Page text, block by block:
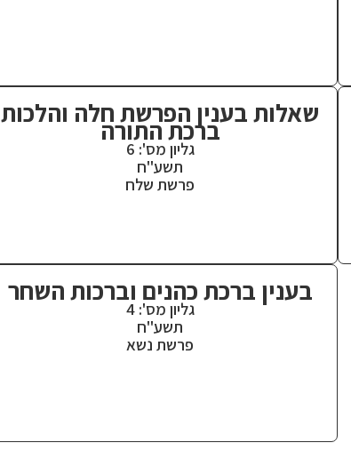
שאלות בענין הפרשת חלה והלכות
ברכת התורה
גליון מס': 6
תשע"ח
פרשת שלח
בענין ברכת כהנים וברכות השחר
גליון מס': 4
תשע"ח
פרשת נשא